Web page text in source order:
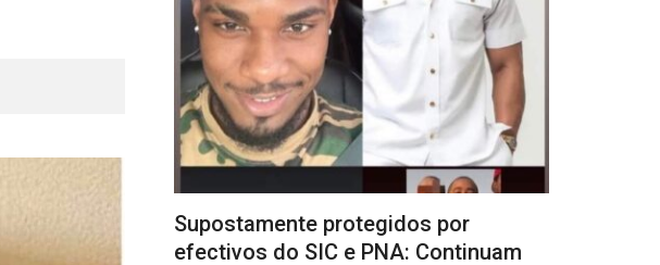
Supostamente protegidos por
efectivos do SIC e PNA: Continuam